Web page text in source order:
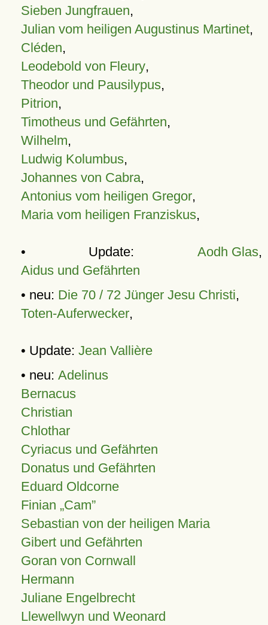
Sieben Jungfrauen,
Julian vom heiligen Augustinus Martinet,
Cléden,
Leodebold von Fleury,
Theodor und Pausilypus,
Pitrion,
Timotheus und Gefährten,
Wilhelm,
Ludwig Kolumbus,
Johannes von Cabra,
Antonius vom heiligen Gregor,
Maria vom heiligen Franziskus,
• Update: Aodh Glas,
Aidus und Gefährten
• neu: Die 70 / 72 Jünger Jesu Christi,
Toten-Auferwecker,
• Update: Jean Vallière
• neu: Adelinus
Bernacus
Christian
Chlothar
Cyriacus und Gefährten
Donatus und Gefährten
Eduard Oldcorne
Finian Cam
Sebastian von der heiligen Maria
Gibert und Gefährten
Goran von Cornwall
Hermann
Juliane Engelbrecht
Llewellwyn und Weonard